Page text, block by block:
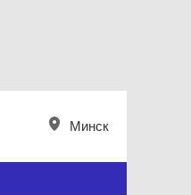
Минск